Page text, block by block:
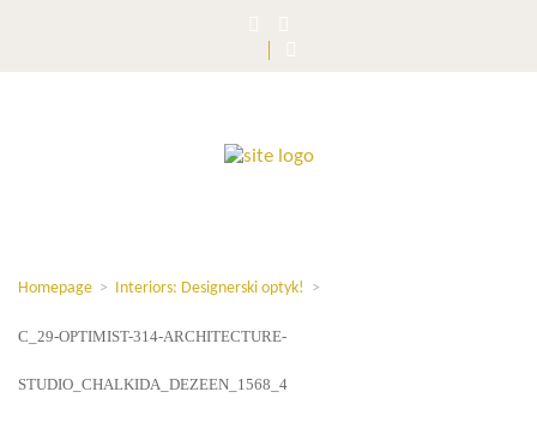
Homepage > Interiors: Designerski optyk! >
C_29-OPTIMIST-314-ARCHITECTURE-
STUDIO_CHALKIDA_DEZEEN_1568_4